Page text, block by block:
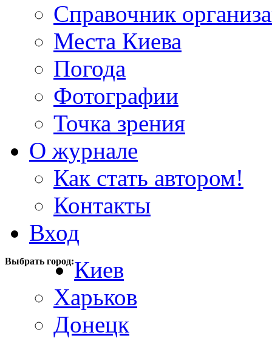
Справочник
Места Киева
Погода
Фотографии
Точка зрения
О журнале
Как стать автором!
Контакты
Вход
Выбрать город:Киев
Харьков
Донецк